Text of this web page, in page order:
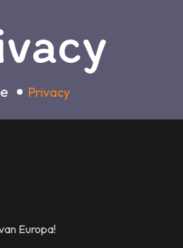
Privacy
Europa!